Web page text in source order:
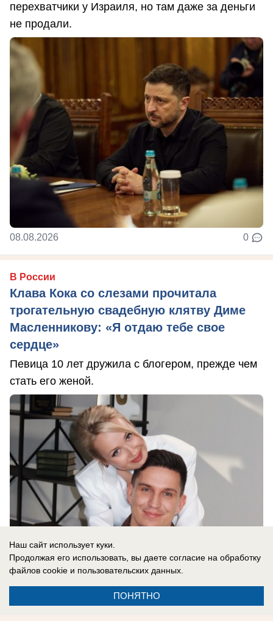
перехватчики у Израиля, но там даже за деньги
не продали.
08.08.2026 0
В России
Клава Кока со слезами прочитала
трогательную свадебную клятву Диме
Масленникову: «Я отдаю тебе свое
сердце»
Певица 10 лет дружила с блогером, прежде чем
стать его женой.
09.08.2026
Наш сайт использует куки.
Продолжая его использовать, вы даете согласие на обработку
файлов cookie и пользовательских данных.
ПОНЯТНО